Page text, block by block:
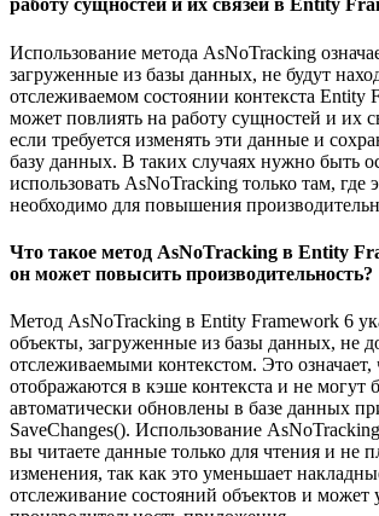
работу сущностей и их связей в Entity
Использование метода AsNoTracking
загруженные из базы данных, не будут
отслеживаемом состоянии контекста Entity
может повлиять на работу сущностей и их
если требуется изменять эти данные и
базу данных. В таких случаях нужно быть
использовать AsNoTracking только там, где
необходимо для повышения
Что такое метод AsNoTracking в Entity
он может повысить производительность?
Метод AsNoTracking в Entity Framework 6
объекты, загруженные из базы данных, не
отслеживаемыми контекстом. Это означает,
отображаются в кэше контекста и не могут
автоматически обновлены в базе данных
SaveChanges(). Использование
вы читаете данные только для чтения и не
изменения, так как это уменьшает
отслеживание состояний объектов и может